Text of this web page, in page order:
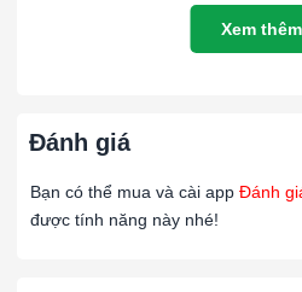
: Thường
lượng cao để đảm bảo
Độ Ồn Thấp
Khả Năng Chịu Nhiệt
Xem thêm
Đánh giá
Bạn có thể mua và cài app Đánh
được tính năng này nhé!